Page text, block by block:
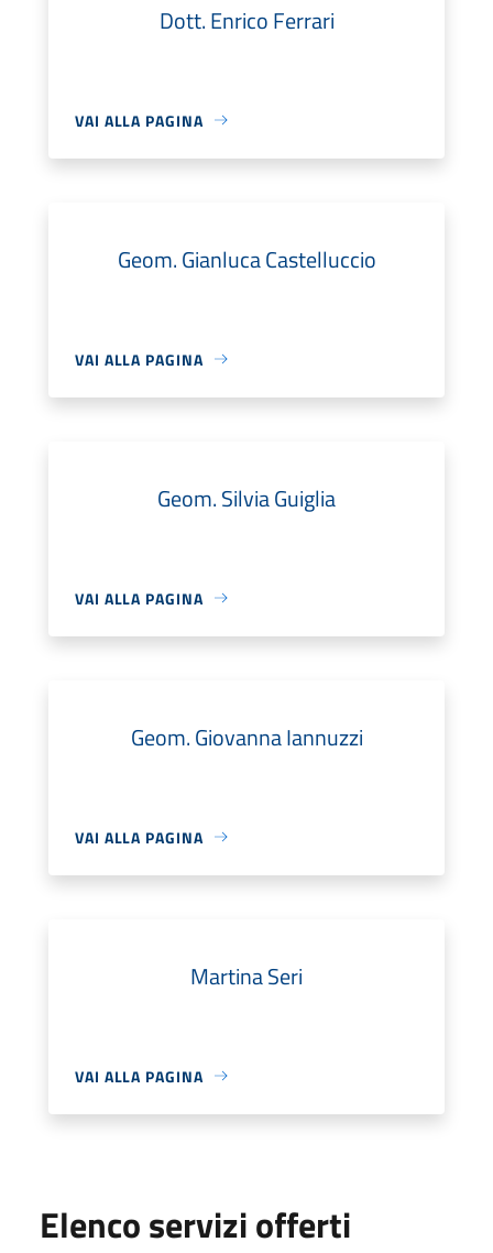
Dott. Enrico Ferrari
VAI ALLA PAGINA
Geom. Gianluca Castelluccio
VAI ALLA PAGINA
Geom. Silvia Guiglia
VAI ALLA PAGINA
Geom. Giovanna Iannuzzi
VAI ALLA PAGINA
Martina Seri
VAI ALLA PAGINA
Elenco servizi offerti